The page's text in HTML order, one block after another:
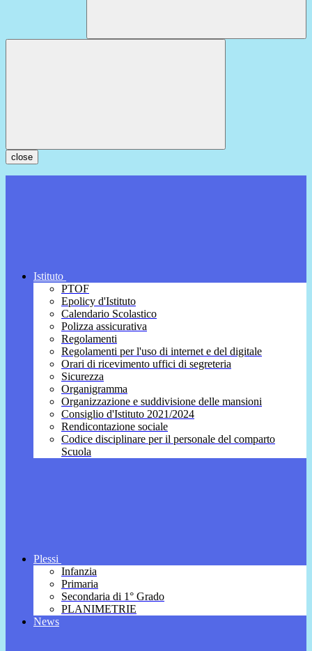
close
Istituto
PTOF
Epolicy d'Istituto
Calendario Scolastico
Polizza assicurativa
Regolamenti
Regolamenti per l'uso di internet e del digitale
Orari di ricevimento uffici di segreteria
Sicurezza
Organigramma
Organizzazione e suddivisione delle mansioni
Consiglio d'Istituto 2021/2024
Rendicontazione sociale
Codice disciplinare per il personale del comparto
Scuola
Plessi
Infanzia
Primaria
Secondaria di 1° Grado
PLANIMETRIE
News